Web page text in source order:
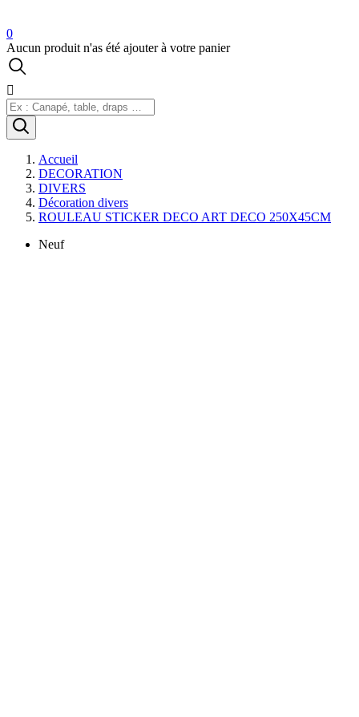
0
Aucun produit n'as été ajouter à votre panier

Accueil
DECORATION
DIVERS
Décoration divers
ROULEAU STICKER DECO ART DECO 250X45CM
Neuf